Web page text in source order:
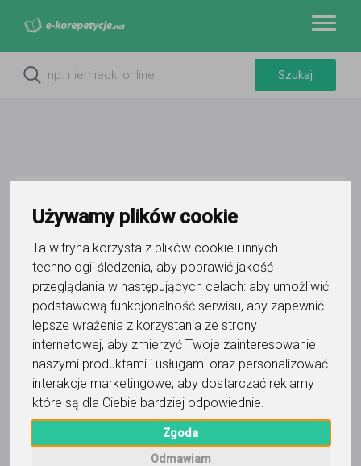
Używamy plików cookie
Ta witryna korzysta z plików cookie i innych
technologii śledzenia, aby poprawić jakość
przeglądania w następujących celach: aby umożliwić
podstawową funkcjonalność serwisu, aby zapewnić
lepsze wrażenia z korzystania ze strony
internetowej, aby zmierzyć Twoje zainteresowanie
naszymi produktami i usługami oraz personalizować
interakcje marketingowe, aby dostarczać reklamy
które są dla Ciebie bardziej odpowiednie
Zgoda
Odmawiam
Oznacz wystąpienie kontaktu
Marcin Dabrowski
Wyślij wiadomość
Ostatnia aktywność:
ponad 3 miesiące temu
Pokaż